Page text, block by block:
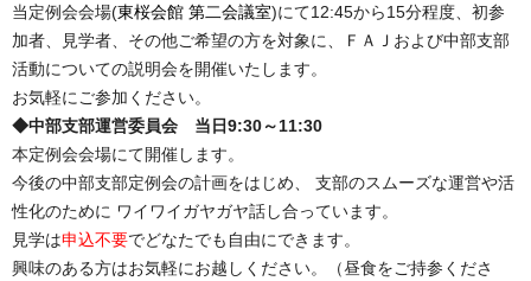
当定例会会場(東桜会館 第二会議室)にて12:45から15分程度、初参
加者、見学者、その他ご希望の方を対象に、ＦＡＪおよび中部支部
活動についての説明会を開催いたします。
お気軽にご参加ください。
◆中部支部運営委員会 当日9:30～11:30
本定例会会場にて開催します。
今後の中部支部定例会の計画をはじめ、 支部のスムーズな運営や活
性化のために ワイワイガヤガヤ話し合っています。
見学は申込不要でどなたでも自由にできます。
興味のある方はお気軽にお越しください。（昼食をご持参くださ